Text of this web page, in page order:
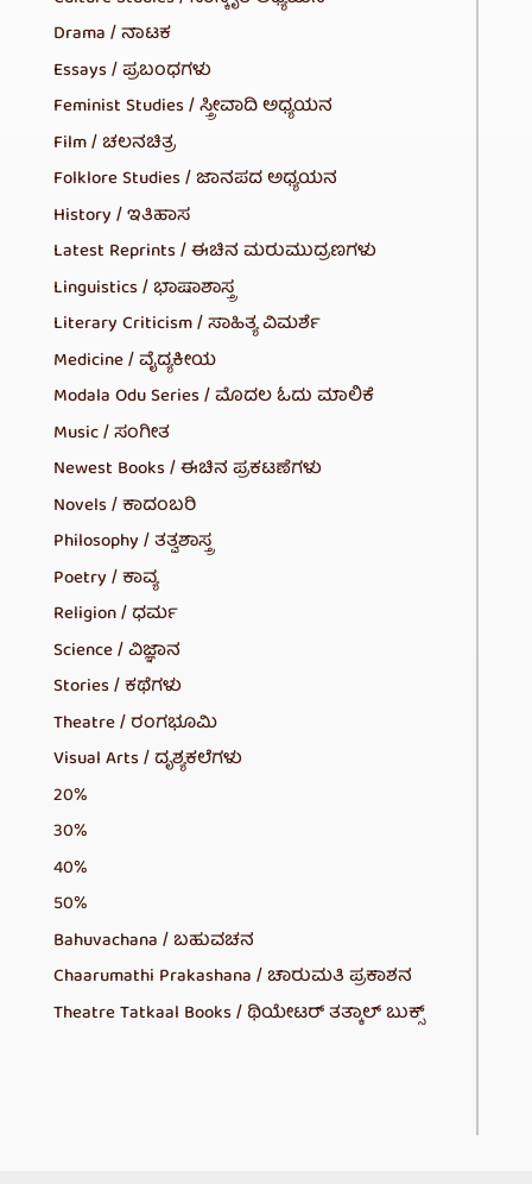
Drama / ನಾಟಕ
Essays / ಪ್ರಬಂಧಗಳು
Feminist Studies / ಸ್ತ್ರೀವಾದಿ ಅಧ್ಯಯನ
Film / ಚಲನಚಿತ್ರ
Folklore Studies / ಜಾನಪದ ಅಧ್ಯಯನ
History / ಇತಿಹಾಸ
Latest Reprints / ಈಚಿನ ಮರುಮುದ್ರಣಗಳು
Linguistics / ಭಾಷಾಶಾಸ್ತ್ರ
Literary Criticism / ಸಾಹಿತ್ಯ ವಿಮರ್ಶೆ
Medicine / ವೈದ್ಯಕೀಯ
Modala Odu Series / ಮೊದಲ ಓದು ಮಾಲಿಕೆ
Music / ಸಂಗೀತ
Newest Books / ಈಚಿನ ಪ್ರಕಟಣೆಗಳು
Novels / ಕಾದಂಬರಿ
Philosophy / ತತ್ವಶಾಸ್ತ್ರ
Poetry / ಕಾವ್ಯ
Religion / ಧರ್ಮ
Science / ವಿಜ್ಞಾನ
Stories / ಕಥೆಗಳು
Theatre / ರಂಗಭೂಮಿ
Visual Arts / ದೃಶ್ಯಕಲೆಗಳು
20%
30%
40%
50%
Bahuvachana / ಬಹುವಚನ
Chaarumathi Prakashana / ಚಾರುಮತಿ ಪ್ರಕಾಶನ
Theatre Tatkaal Books / ಥಿಯೇಟರ್ ತತ್ಕಾಲ್ ಬುಕ್ಸ್